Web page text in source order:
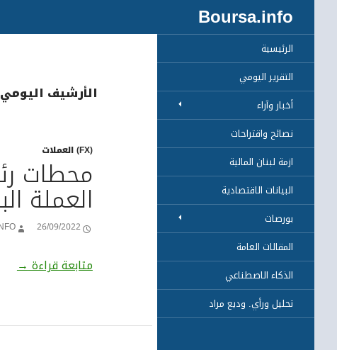
Boursa.info
الأرشيف اليومي: 26/09/
(FX) العملات
محطات
العملة
26/09/2022
متابعة قراءة→
الرئيسية
التقرير اليومي
أخبار وآراء
نصائح واقتراحات
ازمة لبنان المالية
البيانات الاقتصادية
بورصات
المقالات العامة
الذكاء الاصطناعي
تحليل ورأي. وديع مراد